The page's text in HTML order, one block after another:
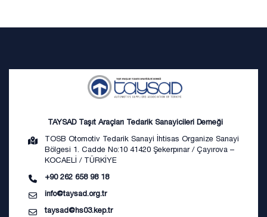
TAYSAD Taşıt Araçları Tedarik Sanayicileri Derneği
TOSB Otomotiv Tedarik Sanayi İhtisas Organize Sanayi
Bölgesi 1. Cadde No:10 41420 Şekerpınar / Çayırova –
KOCAELİ / TÜRKİYE
+90 262 658 98 18
info@taysad.org.tr
taysad@hs03.kep.tr